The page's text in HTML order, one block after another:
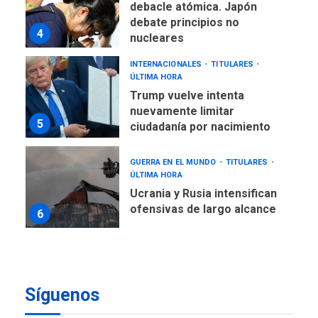
4
debacle atómica. Japón
debate principios no
nucleares
5
INTERNACIONALES
TITULARES
ÚLTIMA HORA
Trump vuelve intenta
nuevamente limitar
ciudadanía por nacimiento
6
GUERRA EN EL MUNDO
TITULARES
ÚLTIMA HORA
Ucrania y Rusia intensifican
ofensivas de largo alcance
7
Síguenos